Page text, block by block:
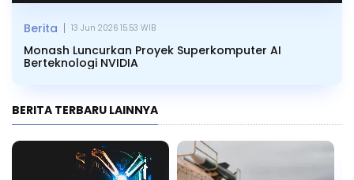
Monash Luncurkan Proyek Superkomputer AI
Berteknologi NVIDIA
Berita | 13 Jun 2026 15.53 WIB
BERITA TERBARU LAINNYA